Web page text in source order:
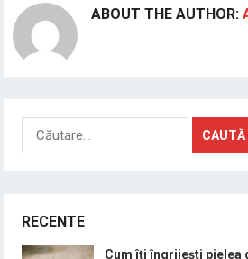
ABOUT THE AUTHOR:
Caută
după:
RECENTE
Cum îți îngrijești pielea